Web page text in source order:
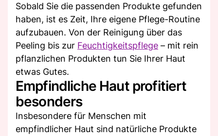
Sobald Sie die passenden Produkte gefunden
haben, ist es Zeit, Ihre eigene Pflege-Routine
aufzubauen. Von der Reinigung über das
Peeling bis zur Feuchtigkeitspflege – mit rein
pflanzlichen Produkten tun Sie Ihrer Haut
etwas Gutes.
Empfindliche Haut profitiert
besonders
Insbesondere für Menschen mit
empfindlicher Haut sind natürliche Produkte